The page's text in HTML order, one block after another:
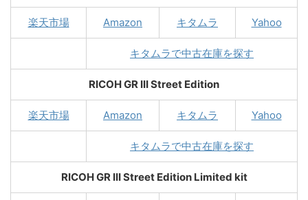
楽天市場 Amazon キタムラ Yahoo
キタムラで中古在庫を探す
RICOH GR III Street Edition
楽天市場 Amazon キタムラ Yahoo
キタムラで中古在庫を探す
RICOH GR III Street Edition Limited kit